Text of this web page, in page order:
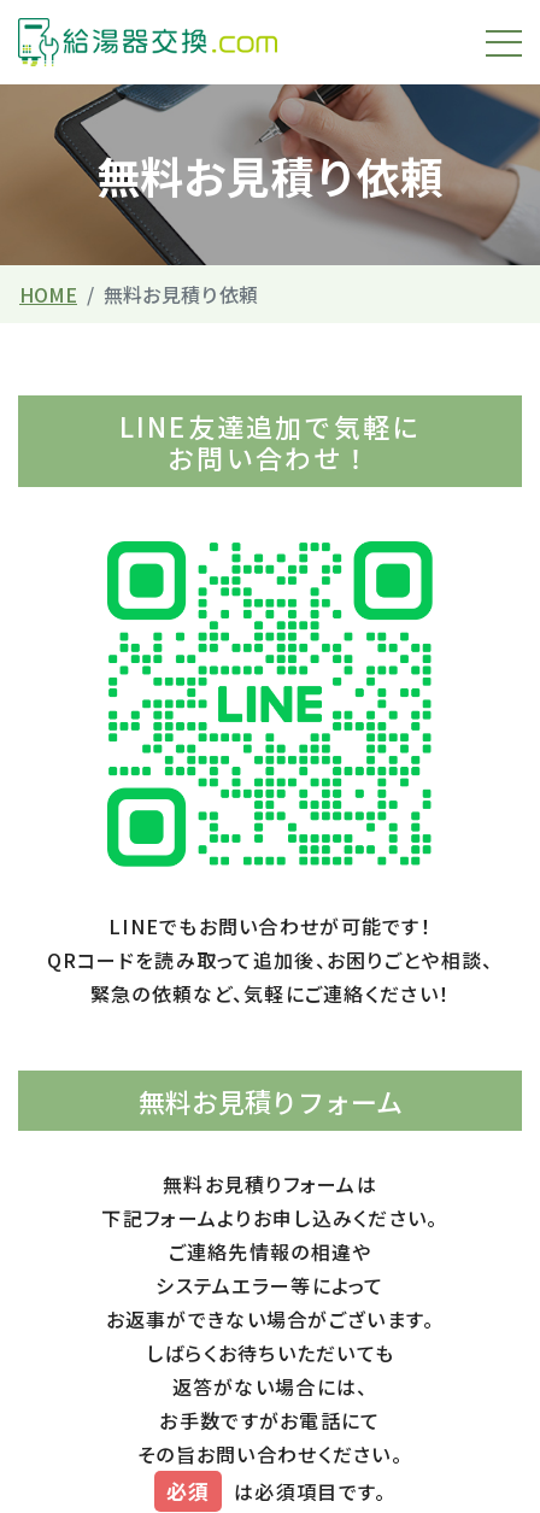
無料お見積り依頼
HOME 無料お見積り依頼
LINE友達追加で気軽に
お問い合わせ！
LINEでもお問い合わせが可能です！
QRコードを読み取って追加後、お困りごとや相談、
緊急の依頼など、気軽にご連絡ください！
無料お見積りフォーム
無料お見積りフォームは
下記フォームよりお申し込みください。
ご連絡先情報の相違や
システムエラー等によって
お返事ができない場合がございます。
しばらくお待ちいただいても
返答がない場合には、
お手数ですがお電話にて
その旨お問い合わせください。
必須
は必須項目です。